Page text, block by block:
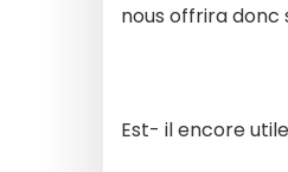
nous offrira donc
Est- il encore